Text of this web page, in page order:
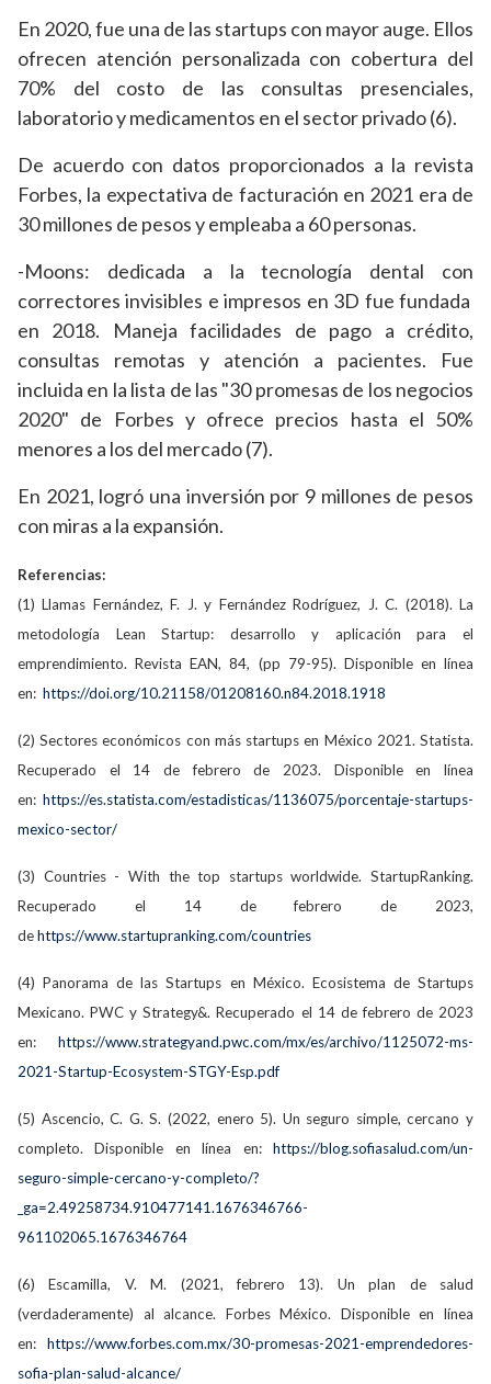
En 2020, fue una de las startups con mayor auge. Ellos
ofrecen atención personalizada con cobertura del
70% del costo de las consultas presenciales,
laboratorio y medicamentos en el sector privado (6).
De acuerdo con datos proporcionados a la revista
Forbes, la expectativa de facturación en 2021 era de
30 millones de pesos y empleaba a 60 personas.
-Moons: dedicada a la tecnología dental con
correctores invisibles e impresos en 3D fue fundada
en 2018. Maneja facilidades de pago a crédito,
consultas remotas y atención a pacientes. Fue
incluida en la lista de las "30 promesas de los negocios
2020" de Forbes y ofrece precios hasta el 50%
menores a los del mercado (7).
En 2021, logró una inversión por 9 millones de pesos
con miras a la expansión.
Referencias:
(1) Llamas Fernández, F. J. y Fernández Rodríguez, J. C. (2018). La
metodología Lean Startup: desarrollo y aplicación para el
emprendimiento. Revista EAN, 84, (pp 79-95). Disponible en línea
en: https://doi.org/10.21158/01208160.n84.2018.1918
(2) Sectores económicos con más startups en México 2021. Statista.
Recuperado el 14 de febrero de 2023. Disponible en línea
en: https://es.statista.com/estadisticas/1136075/porcentaje-startups-
mexico-sector/
(3) Countries - With the top startups worldwide. StartupRanking.
Recuperado el 14 de febrero de 2023,
dehttps://www.startupranking.com/countries
(4) Panorama de las Startups en México. Ecosistema de Startups
Mexicano. PWC y Strategy&. Recuperado el 14 de febrero de 2023
en: https://www.strategyand.pwc.com/mx/es/archivo/1125072-ms-
2021-Startup-Ecosystem-STGY-Esp.pdf
(5) Ascencio, C. G. S. (2022, enero 5). Un seguro simple, cercano y
completo. Disponible en línea en: https://blog.sofiasalud.com/un-
seguro-simple-cercano-y-completo/?
_ga=2.49258734.910477141.1676346766-
961102065.1676346764
(6) Escamilla, V. M. (2021, febrero 13). Un plan de salud
(verdaderamente) al alcance. Forbes México. Disponible en línea
en: https://www.forbes.com.mx/30-promesas-2021-emprendedores-
sofia-plan-salud-alcance/